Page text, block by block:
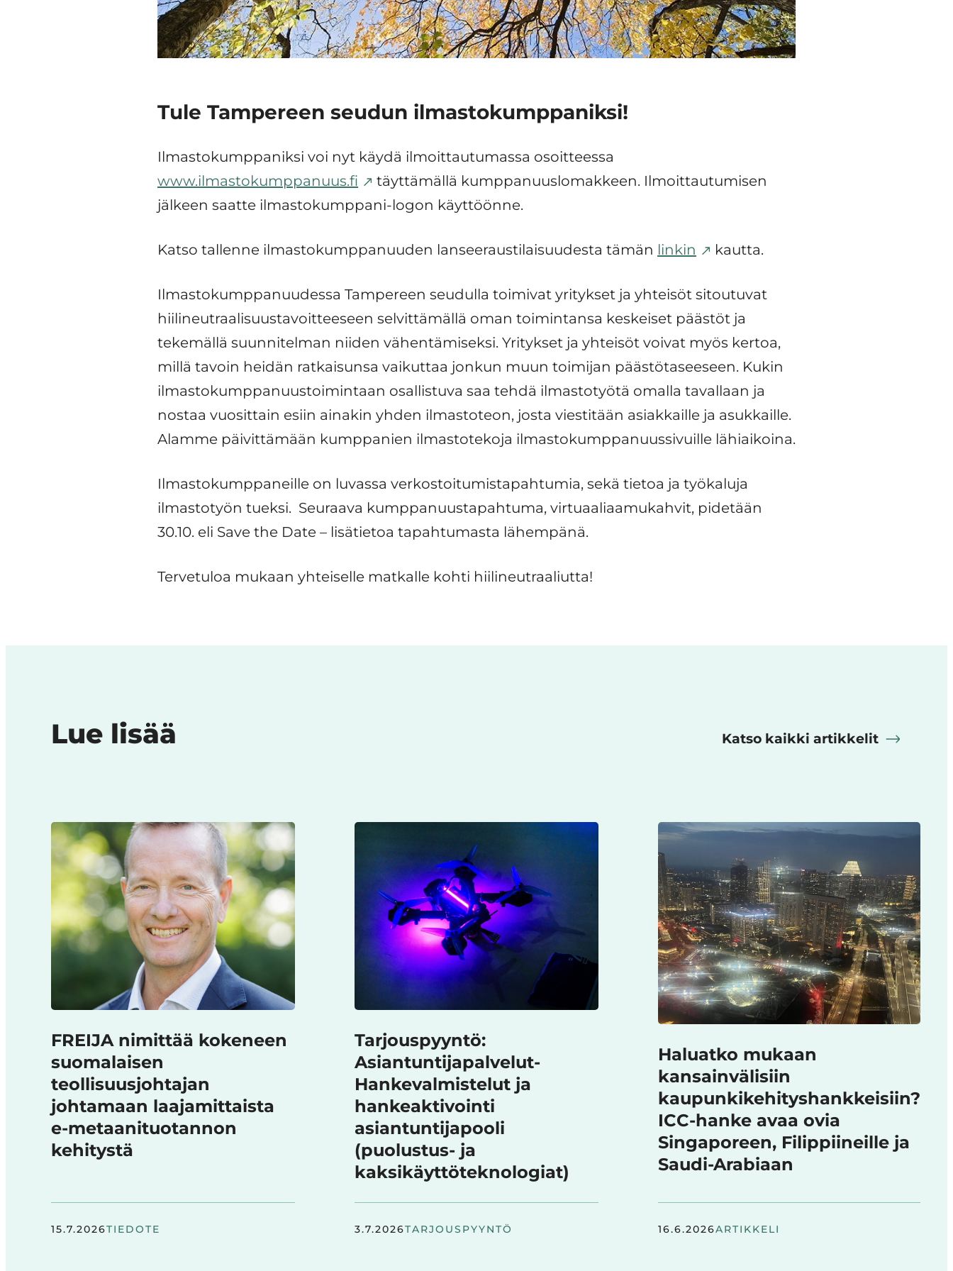
Tule Tampereen seudun ilmastokumppaniksi!
Ilmastokumppaniksi voi nyt käydä ilmoittautumassa osoitteessa
www.ilmastokumppanuus.fi
täyttämällä kumppanuuslomakkeen. Ilmoittautumisen
jälkeen saatte ilmastokumppani-logon käyttöönne.
Katso tallenne ilmastokumppanuuden lanseeraustilaisuudesta tämän linkin kautta.
Ilmastokumppanuudessa Tampereen seudulla toimivat yritykset ja yhteisöt sitoutuvat
hiilineutraalisuustavoitteeseen selvittämällä oman toimintansa keskeiset päästöt ja
tekemällä suunnitelman niiden vähentämiseksi. Yritykset ja yhteisöt voivat myös kertoa,
millä tavoin heidän ratkaisunsa vaikuttaa jonkun muun toimijan päästötaseeseen. Kukin
ilmastokumppanuustoimintaan osallistuva saa tehdä ilmastotyötä omalla tavallaan ja
nostaa vuosittain esiin ainakin yhden ilmastoteon, josta viestitään asiakkaille ja asukkaille.
Alamme päivittämään kumppanien ilmastotekoja ilmastokumppanuussivuille lähiaikoina.
Ilmastokumppaneille on luvassa verkostoitumistapahtumia, sekä tietoa ja työkaluja
ilmastotyön tueksi. Seuraava kumppanuustapahtuma, virtuaaliaamukahvit, pidetään
30.10. eli Save the Date – lisätietoa tapahtumasta lähempänä.
Tervetuloa mukaan yhteiselle matkalle kohti hiilineutraaliutta!
Lue lisää Katso kaikki artikkelit
FREIJA nimittää kokeneen
suomalaisen
teollisuusjohtajan
johtamaan laajamittaista
e-metaanituotannon
kehitystä
15.7.2026TIEDOTE
Tarjouspyyntö:
Asiantuntijapalvelut-
Hankevalmistelut ja
hankeaktivointi
asiantuntijapooli
(puolustus- ja
kaksikäyttöteknologiat)
3.7.2026TARJOUSPYYNTÖ
Haluatko mukaan
kansainvälisiin
kaupunkikehityshankkeisiin?
ICC-hanke avaa ovia
Singaporeen, Filippiineille ja
Saudi-Arabiaan
16.6.2026ARTIKKELI